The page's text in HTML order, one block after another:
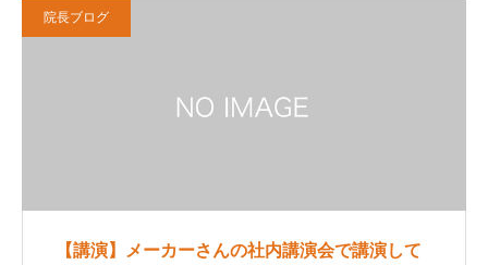
院長ブログ
【講演】メーカーさんの社内講演会で講演して